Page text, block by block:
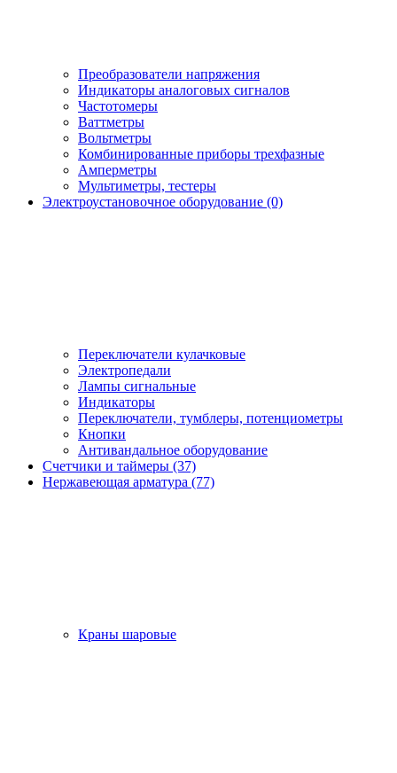
Преобразователи напряжения
Индикаторы аналоговых сигналов
Частотомеры
Ваттметры
Вольтметры
Комбинированные приборы трехфазные
Амперметры
Мультиметры, тестеры
Электроустановочное оборудование (0)
Переключатели кулачковые
Электропедали
Лампы сигнальные
Индикаторы
Переключатели, тумблеры, потенциометры
Кнопки
Антивандальное оборудование
Счетчики и таймеры (37)
Нержавеющая арматура (77)
Краны шаровые